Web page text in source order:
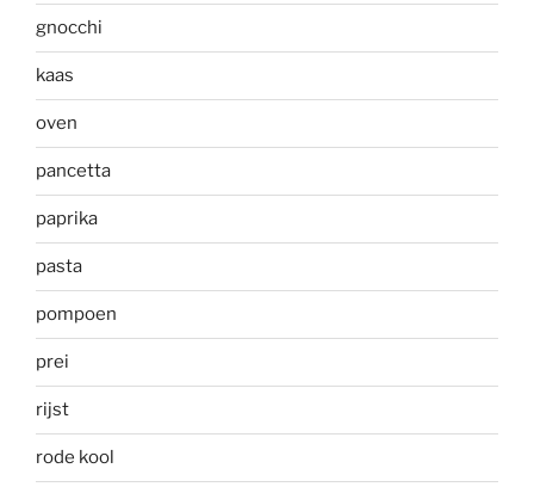
gnocchi
kaas
oven
pancetta
paprika
pasta
pompoen
prei
rijst
rode kool